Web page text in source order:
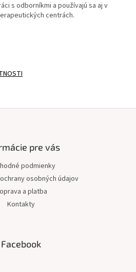
s odborníkmi a používajú sa aj v
centrách.
pre vás
podmienky
osobných údajov
a platba
Kontakty
Facebook